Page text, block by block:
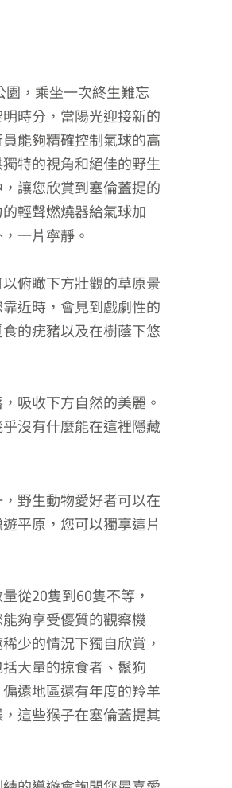
，乘坐一次終生難忘
時分，當陽光迎接新的
能夠精確控制氣球的高
特的視角和絕佳的野生
讓您欣賞到塞倫蓋提的
輕聲燃燒器給氣球加
一片寧靜。
俯瞰下方壯觀的草原景
近時，會見到戲劇性的
的疣豬以及在樹蔭下悠
吸收下方自然的美麗。
沒有什麼能在這裡隱藏
野生動物愛好者可以在
平原，您可以獨享這片
從20隻到60隻不等，
夠享受優質的觀察機
少的情況下獨自欣賞，
大量的掠食者、鬣狗
遠地區還有年度的羚羊
這些猴子在塞倫蓋提其